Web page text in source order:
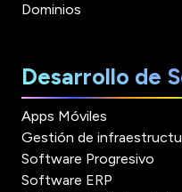
Dominios
Desarrollo de
Apps Móviles
Gestión de
Software Progresivo
Software ERP